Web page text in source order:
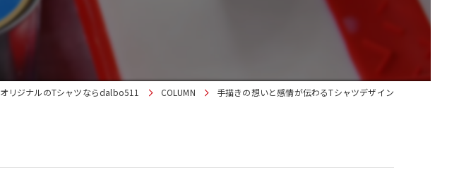
オリジナルのTシャツならdalbo511 COLUMN 手描きの想いと感情が伝わるTシャツデザイン